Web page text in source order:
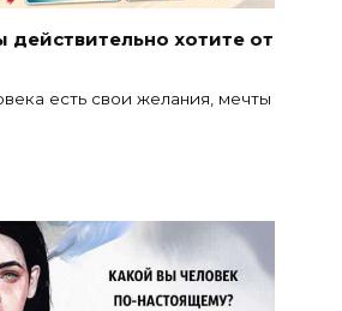
действительно хотите от
есть свои желания, мечты